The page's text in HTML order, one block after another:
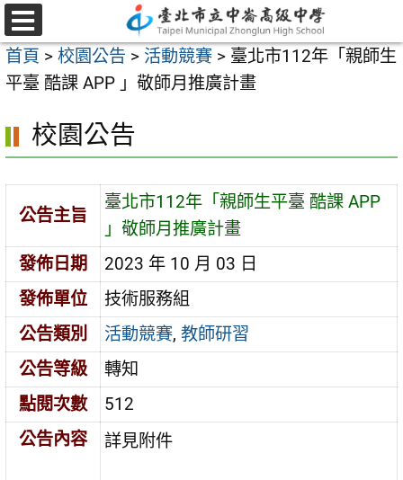
跳
至
主
要
容
選
單
首頁 > 校園公告 > 活動競賽 > 臺北市112年「親師生
平臺 酷課 APP 」敬師月推廣計畫
校園公告
公告主旨
臺北市112年「親師生平臺 酷課 APP
」敬師月推廣計畫
發佈日期
2023 年 10 月 03 日
發佈單位
技術服務組
公告類別
活動競賽,教師研習
公告等級
轉知
點閱次數
512
公告內容
詳見附件